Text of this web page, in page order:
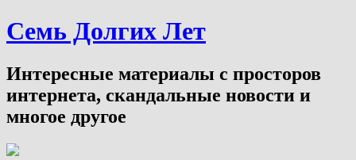
Семь Долгих Лет
Интересные материалы с просторов
интернета, скандальные новости и
многое другое